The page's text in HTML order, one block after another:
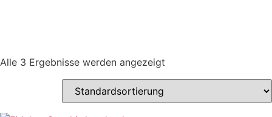
Alle 3 Ergebnisse werden angezeigt